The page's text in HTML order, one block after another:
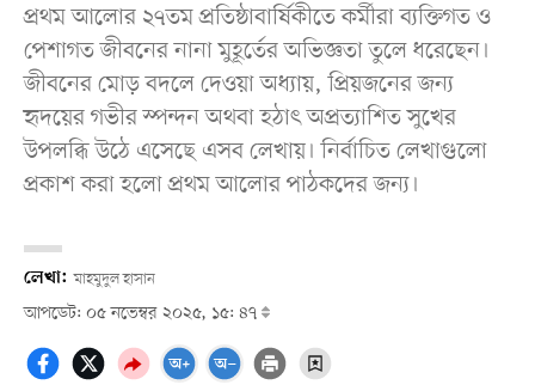
প্রথম আলোর ২৭তম প্রতিষ্ঠাবার্ষিকীতে কর্মীরা ব্যক্তিগত ও
পেশাগত জীবনের নানা মুহূর্তের অভিজ্ঞতা তুলে ধরেছেন।
জীবনের মোড় বদলে দেওয়া অধ্যায়, প্রিয়জনের জন্য
হৃদয়ের গভীর স্পন্দন অথবা হঠাৎ অপ্রত্যাশিত সুখের
উপলব্ধি উঠে এসেছে এসব লেখায়। নির্বাচিত লেখাগুলো
প্রকাশ করা হলো প্রথম আলোর পাঠকদের জন্য।
লেখা: মাহমুদুল হাসান
আপডেট: ০৫ নভেম্বর ২০২৫, ১৫: ৪৭